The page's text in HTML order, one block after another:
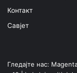
Контакт
Савјет
Гледајте нас: